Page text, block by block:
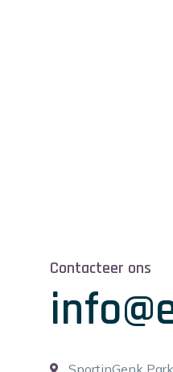
Contacteer ons
SportinGenk